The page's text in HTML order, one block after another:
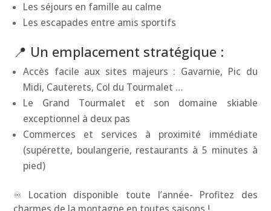
Les séjours en famille au calme
Les escapades entre amis sportifs
📍 Un emplacement stratégique :
Accès facile aux sites majeurs : Gavarnie, Pic du
Midi, Cauterets, Col du Tourmalet …
Le Grand Tourmalet et son domaine skiable
exceptionnel à deux pas
Commerces et services à proximité immédiate
(supérette, boulangerie, restaurants à 5 minutes à
pied)
♾️ Location disponible toute l’année- Profitez des